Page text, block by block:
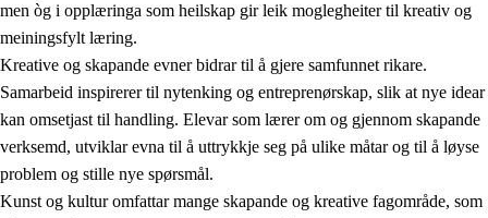
1.4 Skaparglede, engasjement og utforskartrong
1.5 Respekt for naturen og miljøbevisstheit
1.6 Demokrati og medverknad
men òg i opplæringa som heilskap gir leik moglegheiter til kreativ og
meiningsfylt læring.
Kreative og skapande evner bidrar til å gjere samfunnet rikare.
Samarbeid inspirerer til nytenking og entreprenørskap, slik at nye idear
kan omsetjast til handling. Elevar som lærer om og gjennom skapande
verksemd, utviklar evna til å uttrykkje seg på ulike måtar og til å løyse
problem og stille nye spørsmål.
Kunst og kultur omfattar mange skapande og kreative fagområde, som